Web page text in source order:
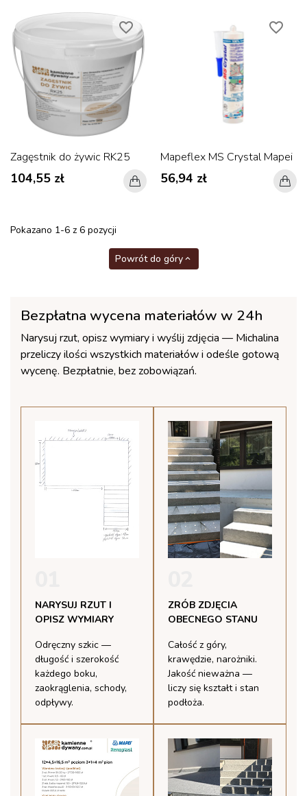
favorite_border
Zagęstnik do żywic RK25
104,55 zł
favorite_border
Mapeflex MS Crystal Mapei
56,94 zł
Pokazano 1-6 z 6 pozycji
Powrót do góry
Bezpłatna wycena materiałów w 24h
Narysuj rzut, opisz wymiary i wyślij zdjęcia — Michalina
przeliczy ilości wszystkich materiałów i odeśle gotową
wycenę. Bezpłatnie, bez zobowiązań.
NARYSUJ RZUT I
OPISZ WYMIARY
Odręczny szkic —
długość i szerokość
każdego boku,
zaokrąglenia, schody,
odpływy.
ZRÓB ZDJĘCIA
OBECNEGO STANU
Całość z góry,
krawędzie, narożniki.
Jakość nieważna —
liczy się kształt i stan
podłoża.